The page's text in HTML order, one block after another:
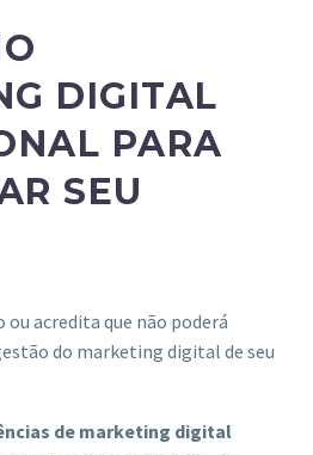
DIGITAL
PARA
SEU
acredita que não poderá
do marketing digital de seu
de marketing digital